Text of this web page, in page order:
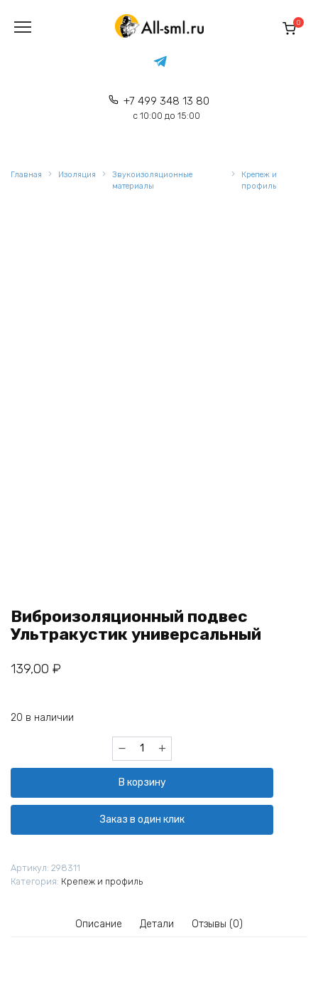
содержанию
+7 499 348 13 80
с 10:00 до 15:00
0
Главная Изоляция
Звукоизоляционные
материалы
Крепеж и
профиль
Виброизоляционный подвес
Ультракустик универсальный
139,00 ₽
20 в наличии
Количество
товара
подвес
Ультракустик
универсальный
В корзину
Заказ в один клик
Артикул: 298311
Категория: Крепеж и профиль
Описание Детали Отзывы (0)